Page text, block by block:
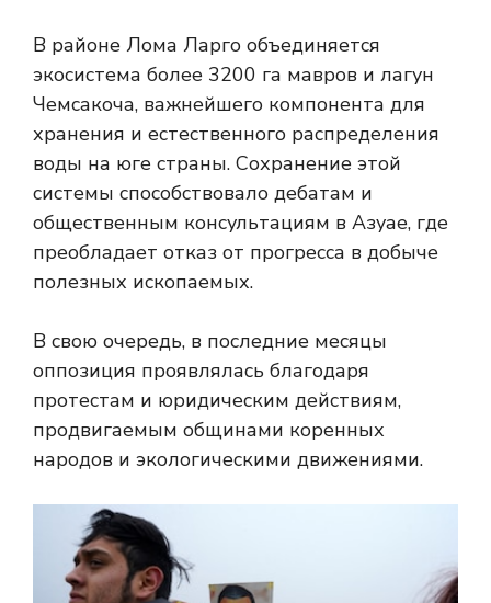
В районе Лома Ларго объединяется
экосистема более 3200 га мавров и лагун
Чемсакоча, важнейшего компонента для
хранения и естественного распределения
воды на юге страны. Сохранение этой
системы способствовало дебатам и
общественным консультациям в Азуае, где
преобладает отказ от прогресса в добыче
полезных ископаемых.
В свою очередь, в последние месяцы
оппозиция проявлялась благодаря
протестам и юридическим действиям,
продвигаемым общинами коренных
народов и экологическими движениями.